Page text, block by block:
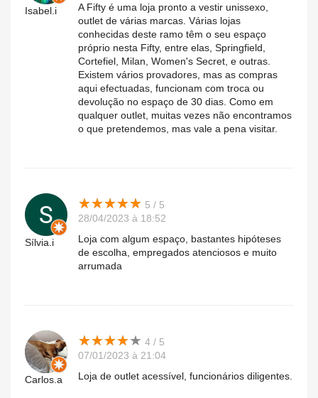
Isabel.i
A Fifty é uma loja pronto a vestir unissexo,
outlet de várias marcas. Várias lojas
conhecidas deste ramo têm o seu espaço
próprio nesta Fifty, entre elas, Springfield,
Cortefiel, Milan, Women's Secret, e outras.
Existem vários provadores, mas as compras
aqui efectuadas, funcionam com troca ou
devolução no espaço de 30 dias. Como em
qualquer outlet, muitas vezes não encontramos
o que pretendemos, mas vale a pena visitar.
Sílvia.i
★★★★★
★★★★★ 5 / 5
28/04/2023 à 18:52
Loja com algum espaço, bastantes hipóteses
de escolha, empregados atenciosos e muito
arrumada
Carlos.a
★★★★★
★★★★★ 4 / 5
07/01/2023 à 21:04
Loja de outlet acessível, funcionários diligentes.